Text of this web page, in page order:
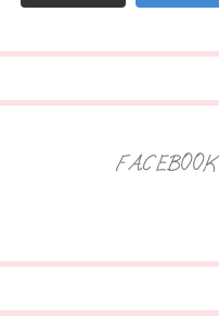
FACEBOOK